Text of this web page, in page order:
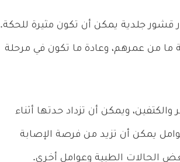
جلدية يمكن أن تكون مثيرة للحكة.
من عمرهم، وعادة ما تكون في مرحلة
ويمكن أن تزداد حدتها أثناء
يمكن أن تزيد من فرصة الإصابة
الحالات الطبية وعوامل أخرى.